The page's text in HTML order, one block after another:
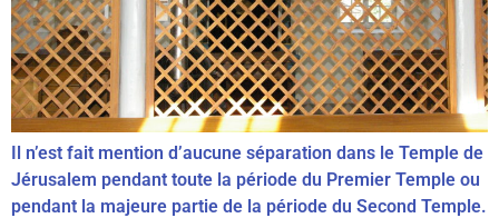
Il n’est fait mention d’aucune séparation dans le Temple de
Jérusalem pendant toute la période du Premier Temple ou
pendant la majeure partie de la période du Second Temple.